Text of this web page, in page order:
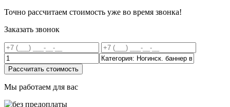
Точно рассчитаем стоимость уже во время звонка!
Заказать звонок
Рассчитать стоимость
Мы работаем для вас